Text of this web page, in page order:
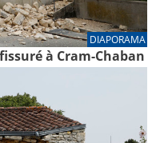
DIAPORAMA
à Cram-Chaban